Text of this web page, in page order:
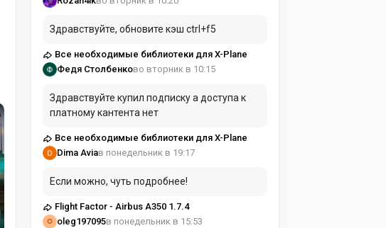
Здравствуйте, обновите кэш ctrl+f5
Все необходимые библиотеки для X-Plane
Федя Столбенково вторник в 10:15
Здравствуйте купил подписку а доступа к
платному кантента нет
Все необходимые библиотеки для X-Plane
Dima Aviaв понедельник в 19:17
Если можно, чуть подробнее!
Flight Factor - Airbus A350 1.7.4
oleg197095в понедельник в 15:53